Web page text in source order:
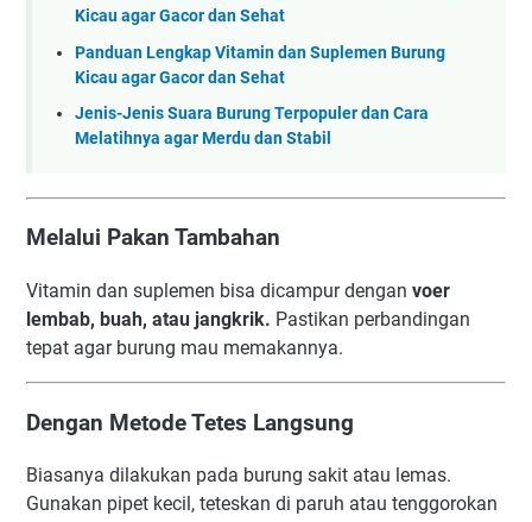
Kicau agar Gacor dan Sehat
Panduan Lengkap Vitamin dan Suplemen Burung
Kicau agar Gacor dan Sehat
Jenis-Jenis Suara Burung Terpopuler dan Cara
Melatihnya agar Merdu dan Stabil
Melalui Pakan Tambahan
Vitamin dan suplemen bisa dicampur dengan voer
lembab, buah, atau jangkrik. Pastikan perbandingan
tepat agar burung mau memakannya.
Dengan Metode Tetes Langsung
Biasanya dilakukan pada burung sakit atau lemas.
Gunakan pipet kecil, teteskan di paruh atau tenggorokan